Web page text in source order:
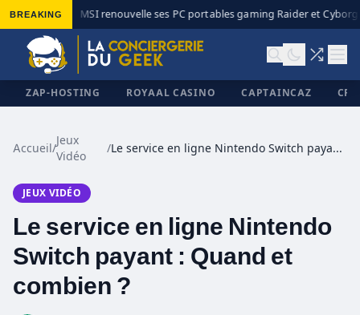
BREAKING MSI renouvelle ses PC portables gaming Raider et Cyborg
ZAP-HOSTING ROYAAL CASINO CAPTAINCAZ
Accueil/
Jeux
Vidéo
/ Le service en ligne Nintendo Switch payant : Quand et combien ?
JEUX VIDÉO
Le service en ligne Nintendo
Switch payant : Quand et
combien ?